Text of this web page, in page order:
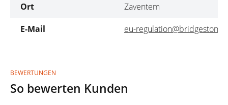
Ort
Zaventem
E-Mail
eu-
BEWERTUNGEN
So bewerten Kunden